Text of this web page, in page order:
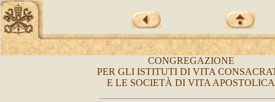
CONGREGAZIONE
PER GLI ISTITUTI DI VITA
E LE SOCIETÀ DI VITA APOSTOLICA